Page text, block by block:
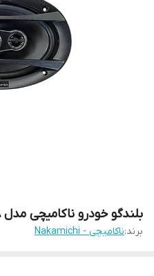
بلندگو خودرو ناکامیچی مدل 6918 بسته دو عددی
برند:ناکامیچی - Nakamichi